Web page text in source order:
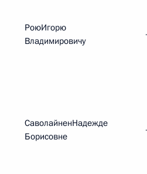
РоюИгорю
Владимировичу
-
СаволайненНадежде
Борисовне
-